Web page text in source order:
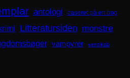
antologi baseret på en bog
Litteratursiden monstre
vampyrer venskab